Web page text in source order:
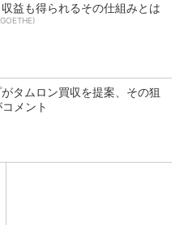
益も得られるその仕組みとは
タムロン買収を提案、その狙
メント